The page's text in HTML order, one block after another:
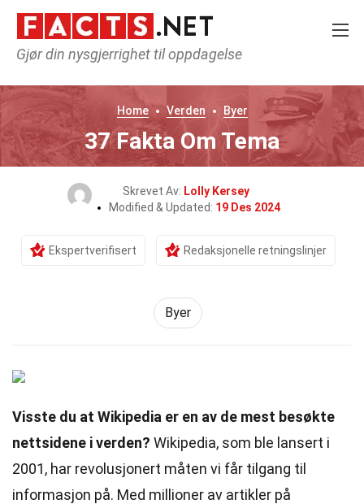
Gjør din nysgjerrighet til oppdagelse
Home Verden Byer
37 Fakta Om Tema
Skrevet Av: Lolly Kersey
Modified & Updated: 19 Des 2024
Ekspertverifisert Redaksjonelle retningslinjer
Byer
Visste du at Wikipedia er en av de mest besøkte
nettsidene i verden? Wikipedia, som ble lansert i
2001, har revolusjonert måten vi får tilgang til
informasjon på. Med millioner av artikler på